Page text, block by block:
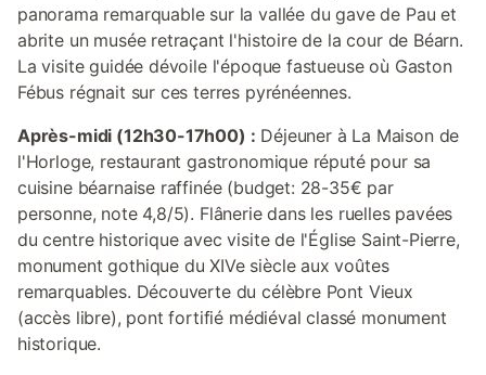
panorama remarquable sur la vallée du gave de Pau et
abrite un musée retraçant l'histoire de la cour de Béarn.
La visite guidée dévoile l'époque fastueuse où Gaston
Fébus régnait sur ces terres pyrénéennes.
Après-midi (12h30-17h00) : Déjeuner à La Maison de
l'Horloge, restaurant gastronomique réputé pour sa
cuisine béarnaise raffinée (budget: 28-35€ par
personne, note 4,8/5). Flânerie dans les ruelles pavées
du centre historique avec visite de l'Église Saint-Pierre,
monument gothique du XIVe siècle aux voûtes
remarquables. Découverte du célèbre Pont Vieux
(accès libre), pont fortifié médiéval classé monument
historique.